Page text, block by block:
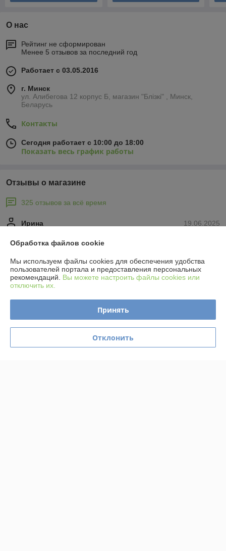
О нас
Рейтинг не сформирован
Менее 5 отзывов за последний год
Работает с 03.05.2016
г. Минск
ул. Алибегова 12 корпус Б, магазин "Блiзкi" , Минск,
Беларусь
Контакты
Сегодня работает с 10:00 до 18:00
Показать весь график работы
Отзывы о магазине
325 отзывов за всё время
19.06.2025
Ирина
Не первый раз обращаюсь к этому продавцу.
Рекомендую.
Сделка подтверждена через корзину
31.03.2025
Покупатель
Отлично
Обработка файлов cookie
Мы используем файлы cookies для обеспечения удобства
пользователей портала и предоставления персональных
рекомендаций. Вы можете настроить файлы cookies или
отключить их.
Принять
Отклонить